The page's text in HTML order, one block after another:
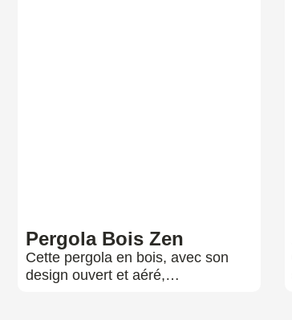
Pergola Bois Zen
Cette pergola en bois, avec son
design ouvert et aéré,…